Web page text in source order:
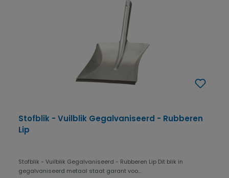
Stofblik - Vuilblik Gegalvaniseerd - Rubberen
Lip
Stofblik - Vuilblik Gegalvaniseerd - Rubberen Lip Dit blik in
gegalvaniseerd metaal staat garant voo...